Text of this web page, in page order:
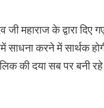
जी महाराज के द्वारा
करने में सार्थक
की दया सब पर बनी